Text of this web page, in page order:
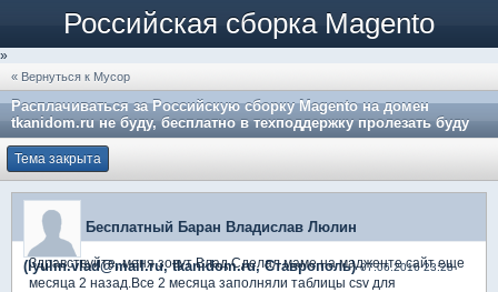
Российская сборка Magento
»
« Вернуться к Мусор
Расплачиваться за Российскую сборку Magento на домен
tkanidom.ru не буду, бесплатно в техподдержку пролезать буду
Тема закрыта
Бесплатный Баран Владислав Люлин
(lyulin.vlad@mail.ru, tkanidom.ru, Ставрополь) 07.06.2016 23:28
Здравствуйте, меня зовут Влад.Сделал маме на мадженте сайт еще
месяца 2 назад.Все 2 месяца заполняли таблицы csv для